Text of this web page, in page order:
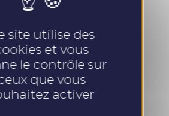
site utilise des
et vous
le contrôle sur
que vous
activer